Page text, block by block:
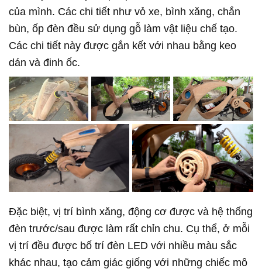
của mình. Các chi tiết như vỏ xe, bình xăng, chắn
bùn, ốp đèn đều sử dụng gỗ làm vật liệu chế tạo.
Các chi tiết này được gắn kết với nhau bằng keo
dán và đinh ốc.
Đặc biệt, vị trí bình xăng, động cơ được và hệ thống
đèn trước/sau được làm rất chỉn chu. Cụ thể, ở mỗi
vị trí đều được bố trí đèn LED với nhiều màu sắc
khác nhau, tạo cảm giác giống với những chiếc mô